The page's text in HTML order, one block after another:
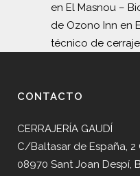
en El Masnou –
de Ozono Inn en
técnico de
CONTACTO
CERRAJERÍA GAUDÍ
C/Baltasar de España, 2
08970 Sant Joan Despí,